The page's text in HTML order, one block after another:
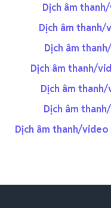
Dịch âm
Dịch âm thanh/
Dịch âm
Dịch âm thanh/
Dịch âm thanh/
Dịch âm
Dịch âm thanh/video